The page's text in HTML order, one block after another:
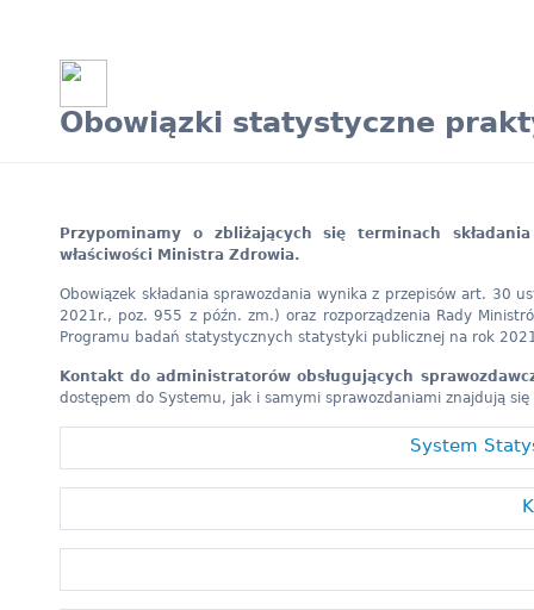
Obowiązki statystyczne
Przypominamy o zbliżających się terminach
właściwości Ministra Zdrowia.
Obowiązek składania sprawozdania wynika z przepisów art.
2021r., poz. 955 z późn. zm.) oraz rozporządzenia Rady
Programu badań statystycznych statystyki publicznej na rok
Kontakt do administratorów obsługujących
dostępem do Systemu, jak i samymi sprawozdaniami znajdują
System